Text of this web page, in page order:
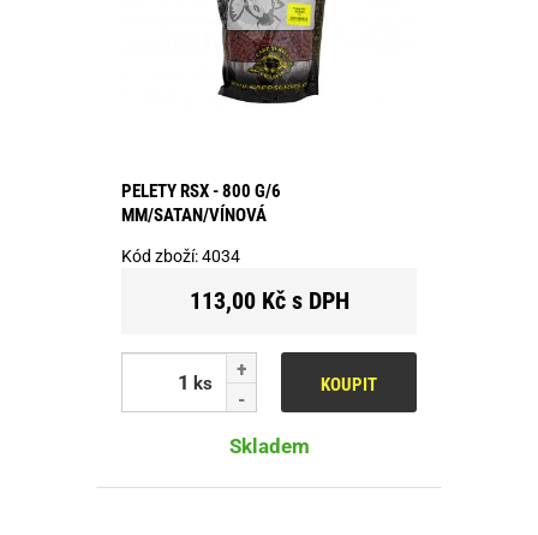
PELETY RSX - 800 G/6
MM/SATAN/VÍNOVÁ
Kód zboží:4034
113,00 Kč s DPH
ks KOUPIT
Skladem